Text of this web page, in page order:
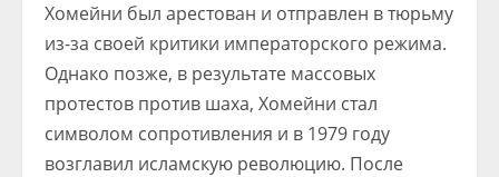
Хомейни был арестован и отправлен в тюрьму
из-за своей критики императорского режима.
Однако позже, в результате массовых
протестов против шаха, Хомейни стал
символом сопротивления и в 1979 году
возглавил исламскую революцию. После